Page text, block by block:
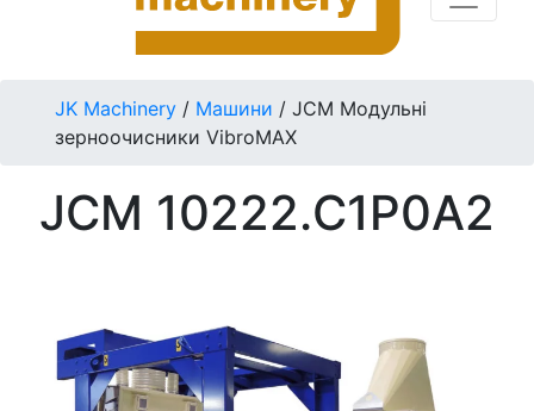
JK Machinery / Машини / JCM Модульні
зерноочисники VibroMAX
JCM 10222.C1P0A2